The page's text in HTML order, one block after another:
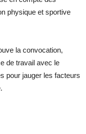
physique et sportive
la convocation,
de travail avec le
pour jauger les facteurs